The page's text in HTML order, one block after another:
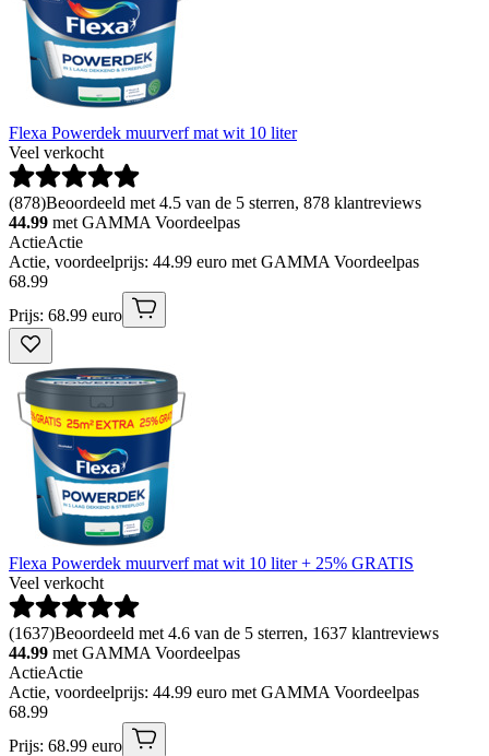
Flexa Powerdek muurverf mat wit 10 liter
Veel verkocht
(878)Beoordeeld met 4.5 van de 5 sterren, 878 klantreviews
44.99 met GAMMA Voordeelpas
ActieActie
Actie, voordeelprijs: 44.99 euro met GAMMA Voordeelpas
68.99
Prijs: 68.99 euro
Flexa Powerdek muurverf mat wit 10 liter + 25% GRATIS
Veel verkocht
(1637)Beoordeeld met 4.6 van de 5 sterren, 1637 klantreviews
44.99 met GAMMA Voordeelpas
ActieActie
Actie, voordeelprijs: 44.99 euro met GAMMA Voordeelpas
68.99
Prijs: 68.99 euro